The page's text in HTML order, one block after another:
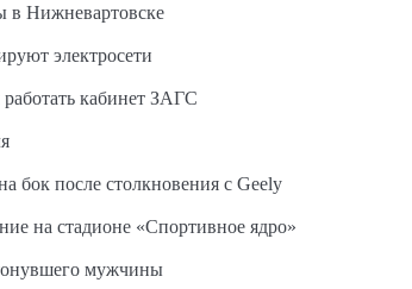
в Нижневартовске
электросети
кабинет ЗАГС
бок после столкновения с Geely
на стадионе «Спортивное ядро»
мужчины